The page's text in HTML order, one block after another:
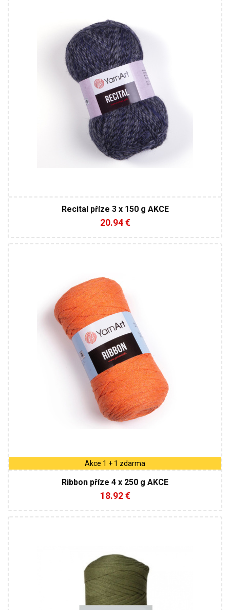
150
330
3
Recital příze 3 x 150 g AKCE
20.94 €
250
125
4
Akce 1 + 1 zdarma
Ribbon příze 4 x 250 g AKCE
18.92 €
250
125
4